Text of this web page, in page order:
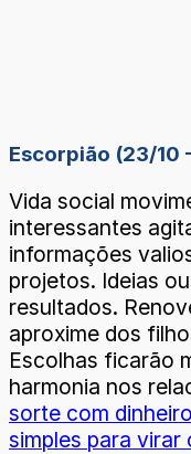
Escorpião (23/10 -
Vida social
interessantes
informações
projetos. Ideias
resultados.
aproxime dos
Escolhas ficarão
harmonia nos
sorte com
simples para virar